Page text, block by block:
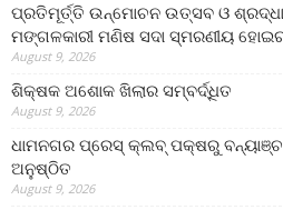
ପ୍ରତିମୂର୍ତ୍ତି ଉନ୍ମୋଚନ ଉତ୍ସବ ଓ
ମଙ୍ଗଳକାରୀ ମଣିଷ ସଦା ସ୍ମରଣୀୟ
August 9, 2026
ଶିକ୍ଷକ ଅଶୋକ ଖିଲାର ସମ୍ବର୍ଦ୍ଧିତ
August 9, 2026
ଧାମନଗର ପ୍ରେସ୍ କ୍ଲବ୍ ପକ୍ଷରୁ
ଅନୁଷ୍ଠିତ
August 9, 2026